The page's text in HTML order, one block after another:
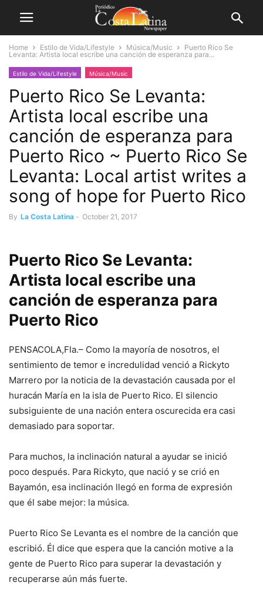
Home Estilo de Vida/Lifestyle Música/Music
Puerto Rico Se
Levanta: Artista local escribe una canción de esperanza para...
Estilo de Vida/Lifestyle Música/Music
Puerto Rico Se Levanta:
Artista local escribe una
canción de esperanza para
Puerto Rico ~ Puerto Rico Se
Levanta: Local artist writes a
song of hope for Puerto Rico
By La Costa Latina - October 21, 2017
Puerto Rico Se Levanta:
Artista local escribe una
canción de esperanza para
Puerto Rico
PENSACOLA,Fla.– Como la mayoría de nosotros, el
sentimiento de temor e incredulidad venció a Rickyto
Marrero por la noticia de la devastación causada por el
huracán María en la isla de Puerto Rico. El silencio
subsiguiente de una nación entera oscurecida era casi
demasiado para soportar.
Para muchos, la inclinación natural a ayudar se inició
poco después. Para Rickyto, que nació y se crió en
Bayamón, esa inclinación llegó en forma de expresión
que él sabe mejor: la música.
Puerto Rico Se Levanta es el nombre de la canción que
escribió. Él dice que espera que la canción motive a la
gente de Puerto Rico para superar la devastación y
recuperarse aún más fuerte.